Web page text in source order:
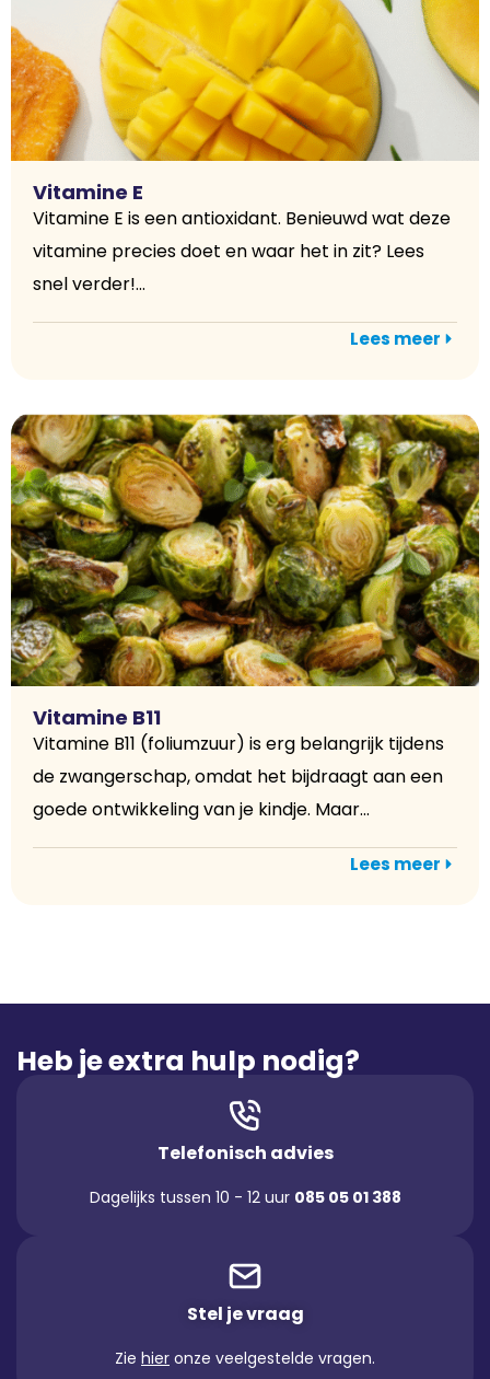
Vitamine E
Vitamine E is een antioxidant. Benieuwd wat deze
vitamine precies doet en waar het in zit? Lees
snel verder!...
Lees meer
Vitamine B11
Vitamine B11 (foliumzuur) is erg belangrijk tijdens
de zwangerschap, omdat het bijdraagt aan een
goede ontwikkeling van je kindje. Maar...
Lees meer
Heb je extra hulp nodig?
Telefonisch advies
Dagelijks tussen 10 - 12 uur 085 05 01 388
Stel je vraag
Zie hier onze veelgestelde vragen.